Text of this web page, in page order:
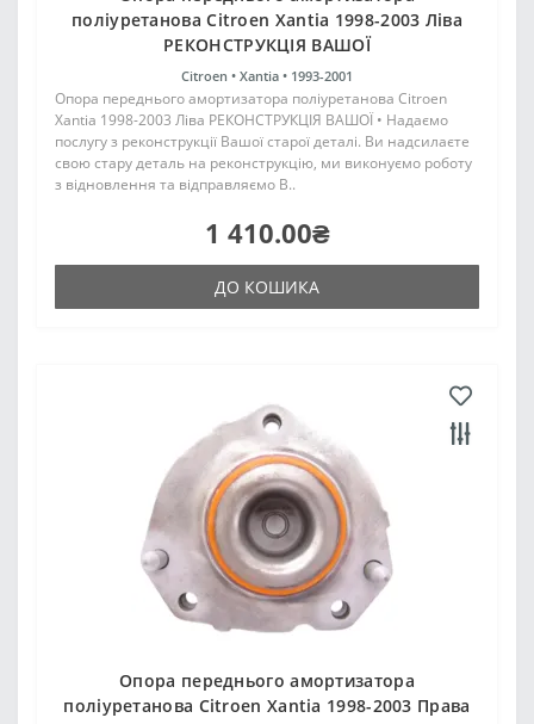
поліуретанова Citroen Xantia 1998-2003 Ліва
РЕКОНСТРУКЦІЯ ВАШОЇ
Citroen • Xantia • 1993-2001
Опора переднього амортизатора поліуретанова Citroen
Xantia 1998-2003 Ліва РЕКОНСТРУКЦІЯ ВАШОЇ • Надаємо
послугу з реконструкції Вашої старої деталі. Ви надсилаєте
свою стару деталь на реконструкцію, ми виконуємо роботу
з відновлення та відправляємо В..
1 410.00₴
ДО КОШИКА
Опора переднього амортизатора
поліуретанова Citroen Xantia 1998-2003 Права